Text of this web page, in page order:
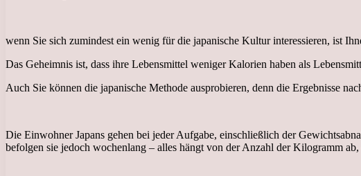
wenn Sie sich zumindest ein wenig für die japanische Kultur interessieren, ist
Das Geheimnis ist, dass ihre Lebensmittel weniger Kalorien haben als
Auch Sie können die japanische Methode ausprobieren, denn die Ergebnisse
Die Einwohner Japans gehen bei jeder Aufgabe, einschließlich der
befolgen sie jedoch wochenlang – alles hängt von der Anzahl der Kilogramm